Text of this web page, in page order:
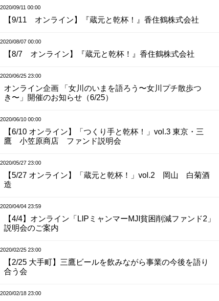
2020/09/11 00:00
【9/11 オンライン】『蔵元と乾杯！』香住鶴株式会社
2020/08/07 00:00
【8/7 オンライン】『蔵元と乾杯！』香住鶴株式会社
2020/06/25 23:00
オンライン企画 「女川のいまを語ろう〜女川プチ散歩つ
き〜」開催のお知らせ（6/25）
2020/06/10 00:00
【6/10 オンライン】「つくり手と乾杯！」vol.3 東京・三
鷹 小笠原商店 ファンド説明会
2020/05/27 23:00
【5/27 オンライン】「蔵元と乾杯！」vol.2 岡山 白菊酒
造
2020/04/04 23:59
【4/4】オンライン「LIPミャンマーMJI貧困削減ファンド2」
説明会のご案内
2020/02/25 23:00
【2/25 大手町】三鷹ビールを飲みながら事業の今後を語り
合う会
2020/02/18 23:00